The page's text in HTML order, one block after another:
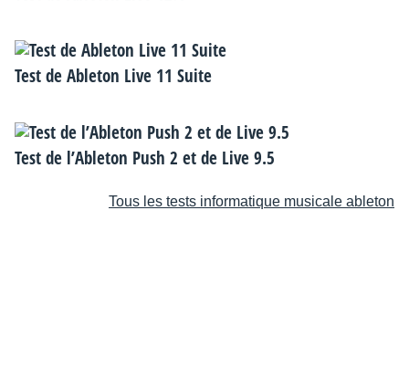
Test de Ableton Live 11 Suite
Test de l’Ableton Push 2 et de Live 9.5
Tous les tests informatique musicale ableton